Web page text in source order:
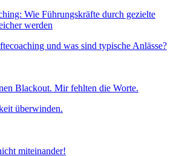
Wie Führungskräfte durch gezielte
werden
und was sind typische Anlässe?
Blackout. Mir fehlten die Worte.
überwinden.
miteinander!